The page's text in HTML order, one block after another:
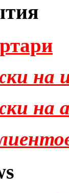
на
на